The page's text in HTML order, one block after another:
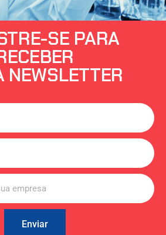
SE PARA
NEWSLETTER
Enviar